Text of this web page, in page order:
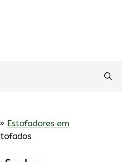
» Estofadores em